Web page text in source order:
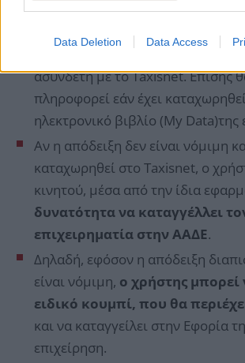
Data Deletion Data Access
Code, που είναι πάνω στην
εφαρμογή θα τον πληροφορεί
γνήσια ή έχει κοπεί από άλλη
ασύνδετη με το Taxisnet. Επίσης
πληροφορεί εάν έχει
ηλεκτρονικό βιβλίο (My Data)της
Αν η απόδειξη δεν είναι νόμιμη
καταχωρηθεί στο Taxisnet, ο
κινητού, μέσα από την ίδια
δυνατότητα να καταγγέλλει
επιχειρηματία στην ΑΑΔΕ.
Δηλαδή, εφόσον η απόδειξη
είναι νόμιμη, ο χρήστης μπορεί
ειδικό κουμπί, που θα
και να καταγγείλει στην Εφορία
επιχείρηση.